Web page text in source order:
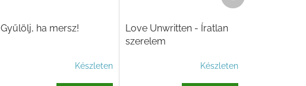
Gyűlölj, ha mersz!
Készleten
Love Unwritten - Íratlan
szerelem
Készleten